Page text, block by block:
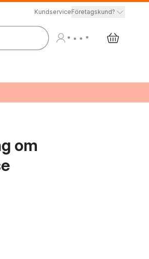
KundserviceFöretagskund?
om